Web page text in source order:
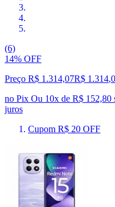
(6)
14% OFF
Preço R$ 1.314,07R$ 1.314,
no Pix Ou 10x de R$ 152,80
juros
Cupom R$ 20 OFF